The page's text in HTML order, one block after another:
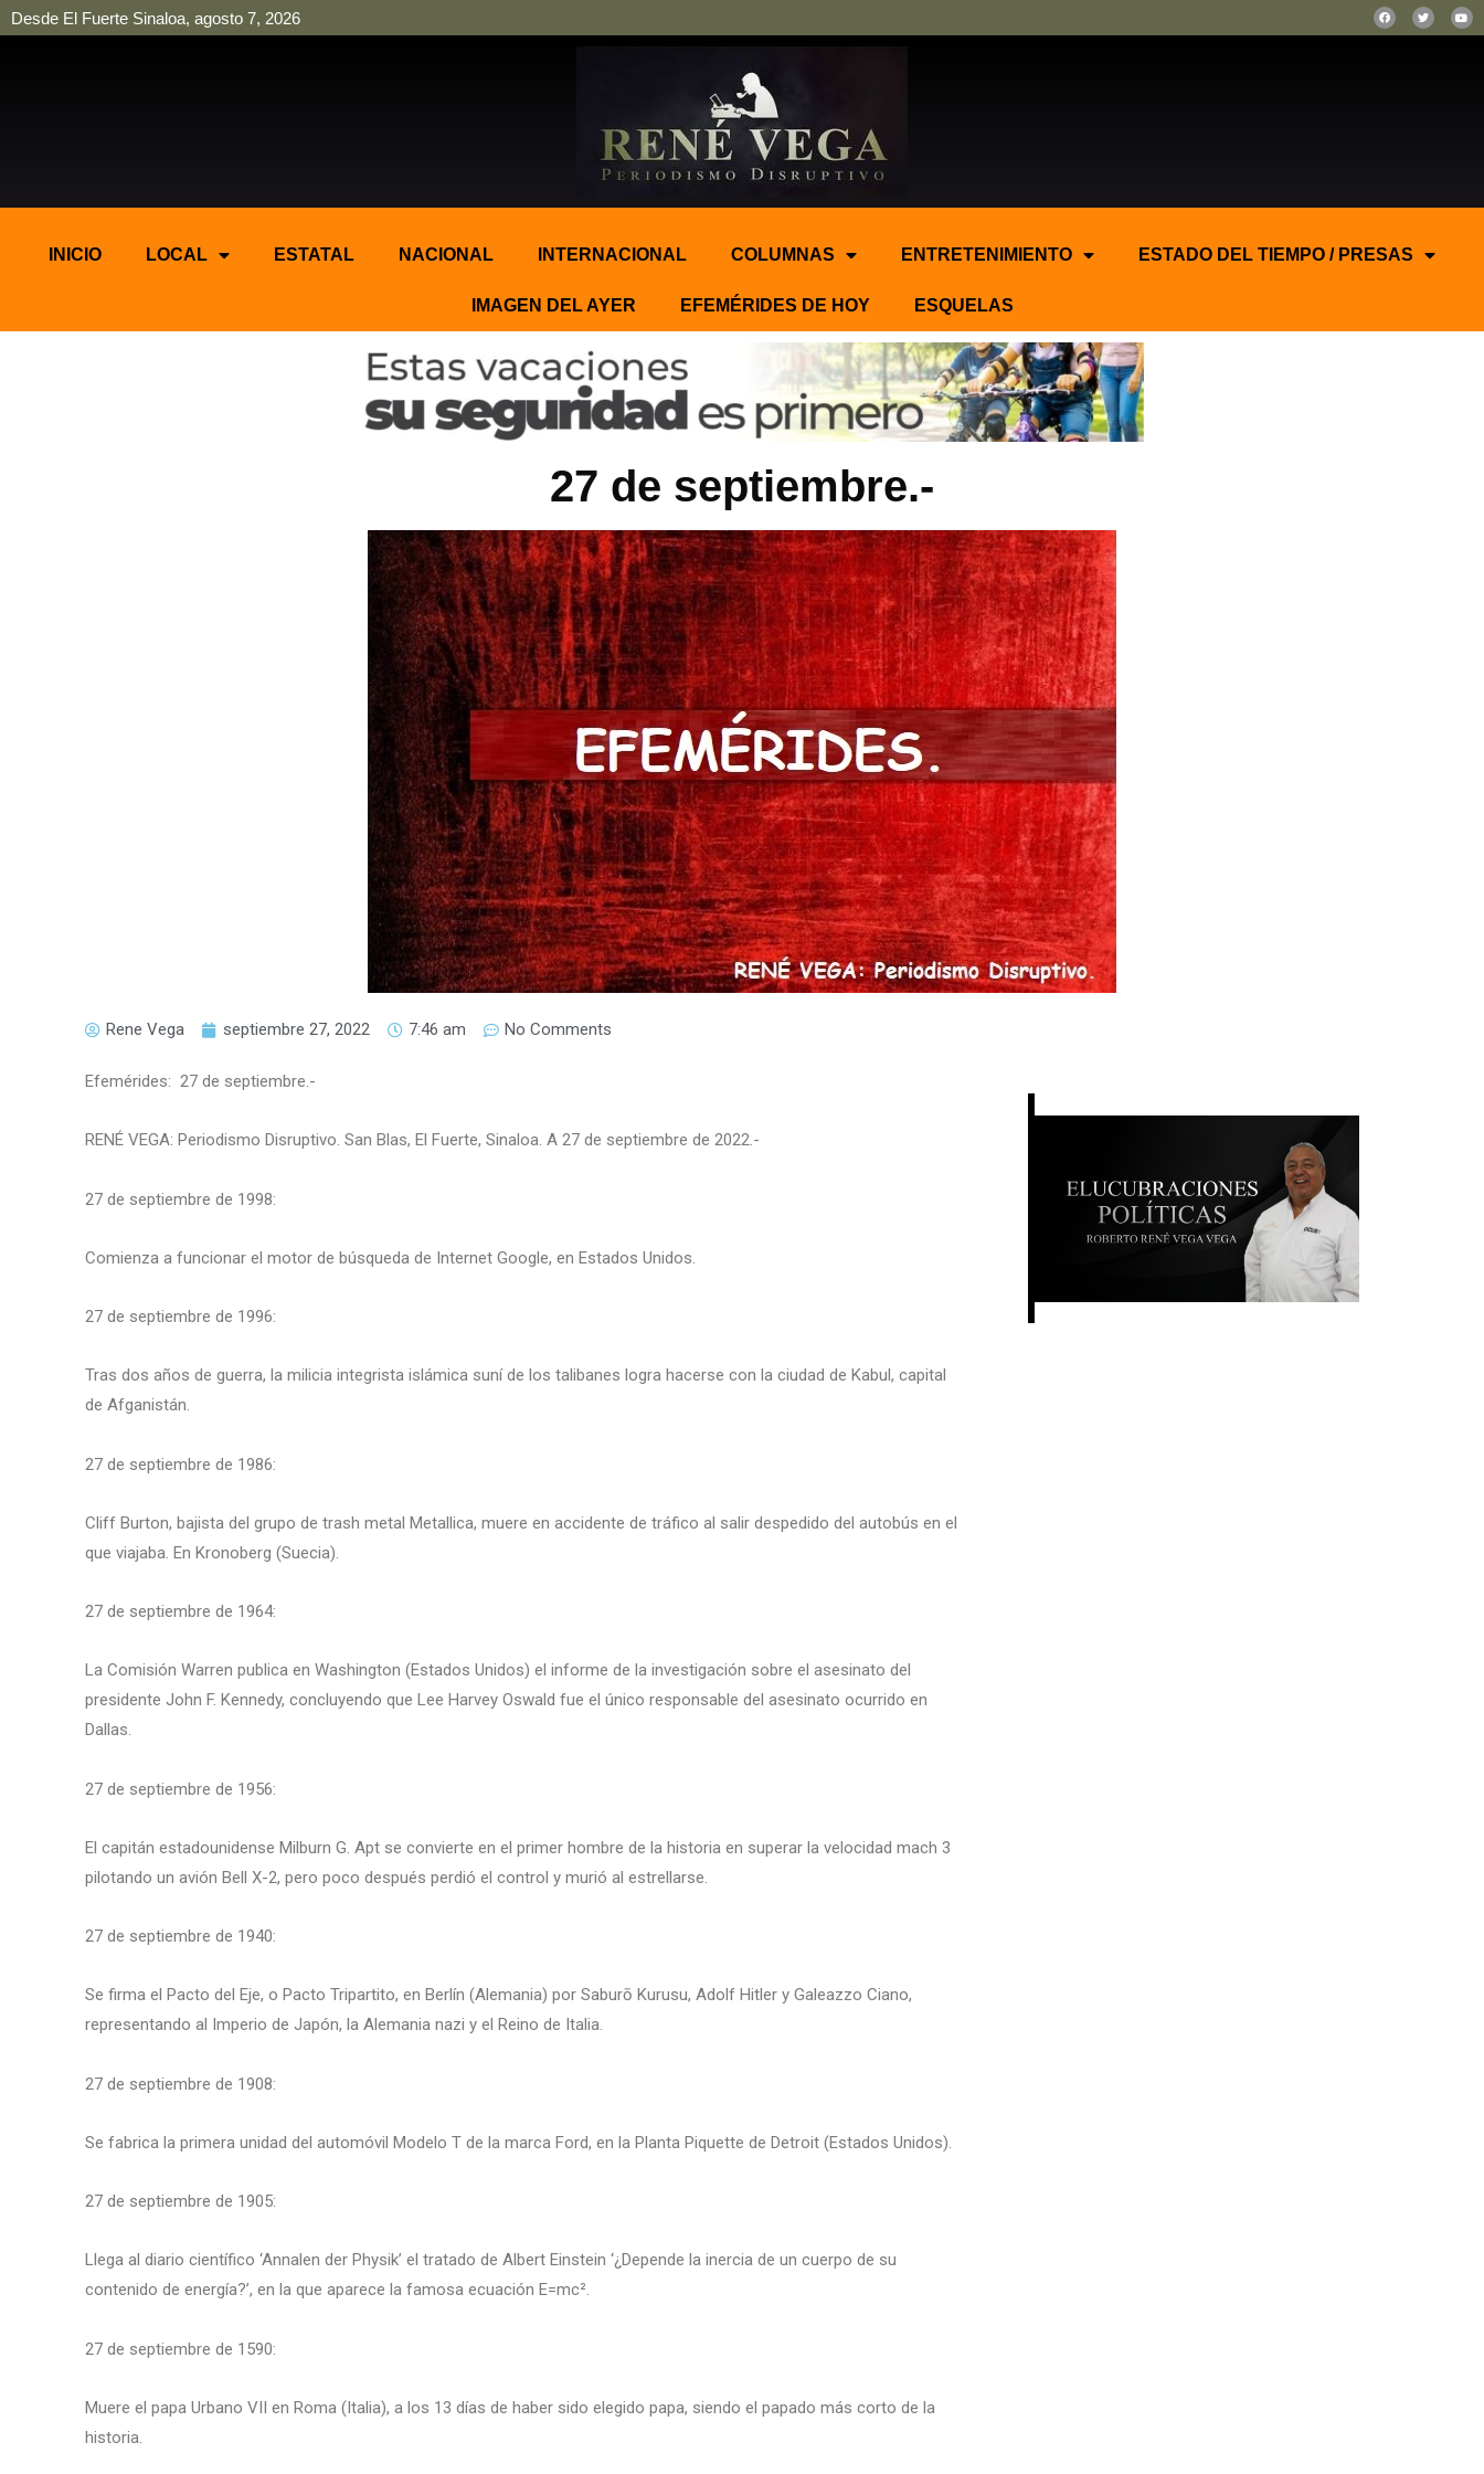
Desde El Fuerte Sinaloa, agosto 7, 2026
INICIO LOCAL ESTATAL NACIONAL INTERNACIONAL COLUMNAS ENTRETENIMIENTO ESTADO DEL TIEMPO / PRESAS
IMAGEN DEL AYER EFEMÉRIDES DE HOY ESQUELAS
27 de septiembre.-
Rene Vega septiembre 27, 2022 7:46 am No Comments
Efemérides: 27 de septiembre.-
RENÉ VEGA: Periodismo Disruptivo. San Blas, El Fuerte, Sinaloa. A 27 de septiembre de 2022.-
27 de septiembre de 1998:
Comienza a funcionar el motor de búsqueda de Internet Google, en Estados Unidos.
27 de septiembre de 1996:
Tras dos años de guerra, la milicia integrista islámica suní de los talibanes logra hacerse con la ciudad de Kabul, capital
de Afganistán.
27 de septiembre de 1986:
Cliff Burton, bajista del grupo de trash metal Metallica, muere en accidente de tráfico al salir despedido del autobús en el
que viajaba. En Kronoberg (Suecia).
27 de septiembre de 1964:
La Comisión Warren publica en Washington (Estados Unidos) el informe de la investigación sobre el asesinato del
presidente John F. Kennedy, concluyendo que Lee Harvey Oswald fue el único responsable del asesinato ocurrido en
Dallas.
27 de septiembre de 1956:
El capitán estadounidense Milburn G. Apt se convierte en el primer hombre de la historia en superar la velocidad mach 3
pilotando un avión Bell X-2, pero poco después perdió el control y murió al estrellarse.
27 de septiembre de 1940:
Se firma el Pacto del Eje, o Pacto Tripartito, en Berlín (Alemania) por Saburō Kurusu, Adolf Hitler y Galeazzo Ciano,
representando al Imperio de Japón, la Alemania nazi y el Reino de Italia.
27 de septiembre de 1908:
Se fabrica la primera unidad del automóvil Modelo T de la marca Ford, en la Planta Piquette de Detroit (Estados Unidos).
27 de septiembre de 1905:
Llega al diario científico ‘Annalen der Physik’ el tratado de Albert Einstein ‘¿Depende la inercia de un cuerpo de su
contenido de energía?’, en la que aparece la famosa ecuación E=mc².
27 de septiembre de 1590:
Muere el papa Urbano VII en Roma (Italia), a los 13 días de haber sido elegido papa, siendo el papado más corto de la
historia.